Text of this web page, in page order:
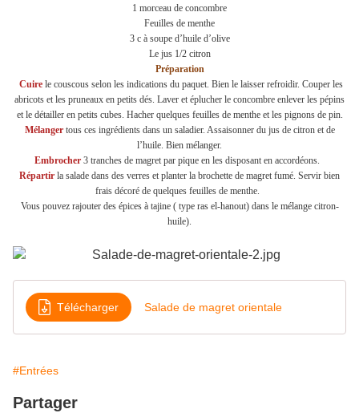
1 morceau de concombre
Feuilles de menthe
3 c à soupe d’huile d’olive
Le jus 1/2 citron
Préparation
Cuirele couscous selon les indications du paquet. Bien le laisser refroidir. Couper les
abricots et les pruneaux en petits dés. Laver et éplucher le concombre enlever les pépins
et le détailler en petits cubes. Hacher quelques feuilles de menthe et les pignons de pin.
Mélanger tous ces ingrédients dans un saladier. Assaisonner du jus de citron et de
l’huile. Bien mélanger.
Embrocher 3 tranches de magret par pique en les disposant en accordéons.
Répartir la salade dans des verres et planter la brochette de magret fumé. Servir bien
frais décoré de quelques feuilles de menthe.
Vous pouvez rajouter des épices à tajine ( type ras el-hanout) dans le mélange citron-
huile).
Télécharger Salade de magret orientale
#Entrées
Partager